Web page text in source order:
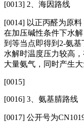
[0013] 2、海因路线
[0014] 以正丙醛为原
在加压碱性条件下水
到等当点即得到2-氨
水解时温度压力较高
大量氨气，同时产生
[0015]
[0016] 3、氨基腈路线
[0017] 公开号为